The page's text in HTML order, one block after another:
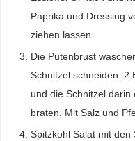
Paprika und Dressing
ziehen lassen.
Die Putenbrust
Schnitzel schneiden. 2
und die Schnitzel
braten. Mit Salz und
Spitzkohl Salat mit den